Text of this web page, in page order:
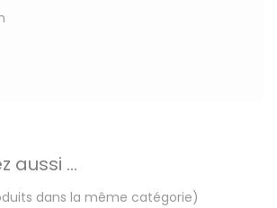
aussi ...
dans la même catégorie)